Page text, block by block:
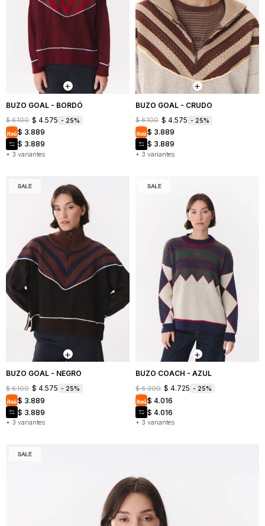
BUZO GOAL - BORDÓ
+ 3 variantes
$ 6.100 $ 4.575 25
$ 3.889
$ 3.889
BUZO GOAL - CRUDO
+ 3 variantes
$ 6.100 $ 4.575 25
$ 3.889
$ 3.889
BUZO GOAL - NEGRO
+ 3 variantes
$ 6.100 $ 4.575 25
$ 3.889
$ 3.889
BUZO COACH - AZUL
+ 3 variantes
$ 6.300 $ 4.725 25
$ 4.016
$ 4.016